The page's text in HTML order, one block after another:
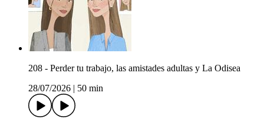
208 - Perder tu trabajo, las amistades adultas y La Odisea
28/07/2026
50 min